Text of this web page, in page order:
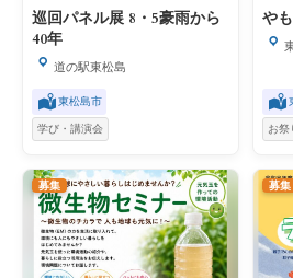
巡回パネル展 8・5豪雨から
40年
道の駅東松島
東松島市
学び・講演会
や
お祭
募集 募集